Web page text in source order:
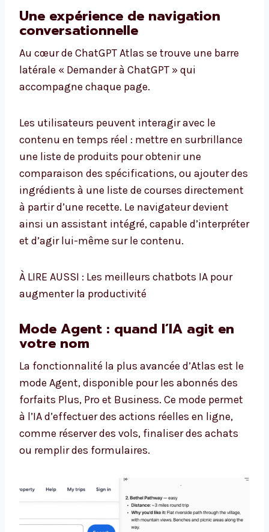
Une expérience de navigation
conversationnelle
Au cœur de ChatGPT Atlas se trouve une barre
latérale « Demander à ChatGPT » qui
accompagne chaque page.
Les utilisateurs peuvent interagir avec le
contenu en temps réel : mettre en surbrillance
une liste de produits pour obtenir une
comparaison des spécifications, ou ajouter des
ingrédients à une liste de courses directement
à partir d’une recette. Le navigateur devient
ainsi un assistant intégré, capable d’interpréter
et d’agir lui-même sur le contenu.
À LIRE AUSSI : Les meilleurs chatbots IA pour
augmenter la productivité
Mode Agent : quand l’IA agit en
votre nom
La fonctionnalité la plus avancée d’Atlas est le
mode Agent, disponible pour les abonnés des
forfaits Plus, Pro et Business. Ce mode permet
à l’IA d’effectuer des actions réelles en ligne,
comme réserver des vols, finaliser des achats
ou remplir des formulaires.